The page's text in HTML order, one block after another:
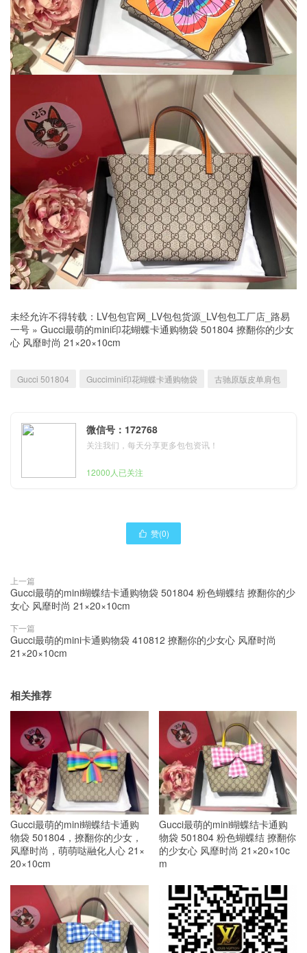
未经允许不得转载： LV包包官网_LV包包货源_LV包包工厂店_路易
一号 » Gucci最萌的mini印花蝴蝶卡通购物袋 501804 撩翻你的少女
心 风靡时尚 21×20×10cm
Gucci 501804 Guccimini印花蝴蝶卡通购物袋 古驰原版皮单肩包
微信号：172768
关注我们，每天分享更多包包资讯！
12000人已关注
 赞(0)
上一篇
Gucci最萌的mini蝴蝶结卡通购物袋 501804 粉色蝴蝶结 撩翻你的少
女心 风靡时尚 21×20×10cm
下一篇
Gucci最萌的mini卡通购物袋 410812 撩翻你的少女心 风靡时尚
21×20×10cm
相关推荐
Gucci最萌的mini蝴蝶结卡通购
物袋 501804，撩翻你的少女，
风靡时尚，萌萌哒融化人心 21×
20×10cm
Gucci最萌的mini蝴蝶结卡通购
物袋 501804 粉色蝴蝶结 撩翻你
的少女心 风靡时尚 21×20×10c
m